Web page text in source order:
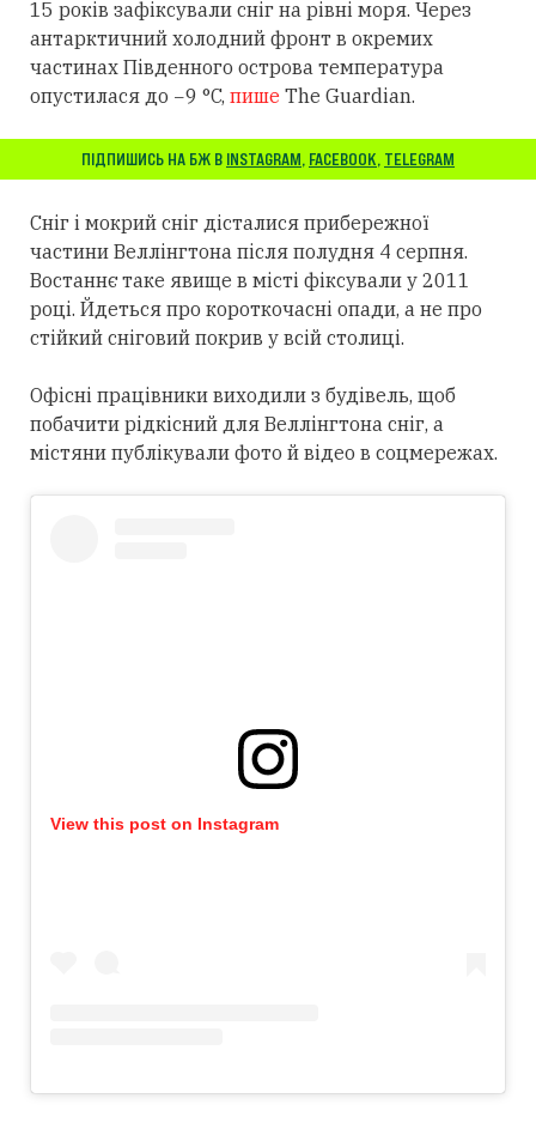
15 років зафіксували сніг на рівні моря. Через
антарктичний холодний фронт в окремих
частинах Південного острова температура
опустилася до −9 °C, пише The Guardian.
ПІДПИШИСЬ НА БЖ В INSTAGRAM, FACEBOOK, TELEGRAM
Сніг і мокрий сніг дісталися прибережної
частини Веллінгтона після полудня 4 серпня.
Востаннє таке явище в місті фіксували у 2011
році. Йдеться про короткочасні опади, а не про
стійкий сніговий покрив у всій столиці.
Офісні працівники виходили з будівель, щоб
побачити рідкісний для Веллінгтона сніг, а
містяни публікували фото й відео в соцмережах.
View this post on Instagram